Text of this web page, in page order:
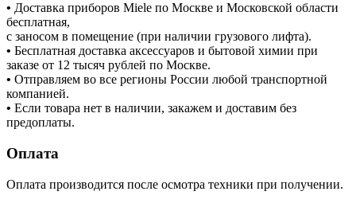
• Доставка приборов Miele по Москве и Московской области
бесплатная,
с заносом в помещение (при наличии грузового лифта).
• Бесплатная доставка аксессуаров и бытовой химии при
заказе от 12 тысяч рублей по Москве.
• Отправляем во все регионы России любой транспортной
компанией.
• Если товара нет в наличии, закажем и доставим без
предоплаты.
Оплата
Оплата производится после осмотра техники при получении.